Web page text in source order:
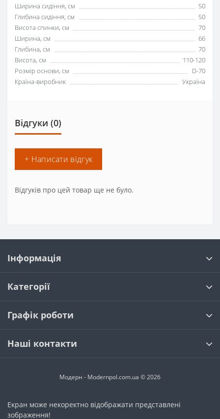
Ширина сидіння, см
50
Глибина сидіння, см
50
Висота спинки, см
70
Ширина, см
66
Глибина, см
70
Висота, см
110-120
Розмір основи, см
D-70
Країна-виробник
Україна
Відгуки (0)
+ Написати відгук
Відгуків про цей товар ще не було.
Інформація
Категорії
Графік роботи
Наші контакти
Модерн - Modernpol.com.ua © 2026
Екран може некоректно відображати представлені
зображення!